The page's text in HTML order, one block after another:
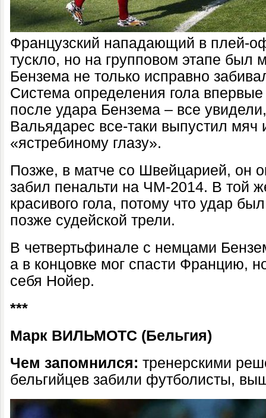
Французский нападающий в плей-
тускло, но на групповом этапе был
Бензема не только исправно
Система определения гола
после удара Бензема – все
Вальядарес все-таки выпустил мяч
«ястребиному глазу».
Позже, в матче со Швейцарией, он
забил пенальти на ЧМ-2014. В той
красивого гола, потому что удар
позже судейской трели.
В четвертьфинале с немцами
а в концовке мог спасти Францию,
себя Нойер.
***
Марк ВИЛЬМОТС (Бельгия)
Чем запомнился: тренерскими
бельгийцев забили футболисты,